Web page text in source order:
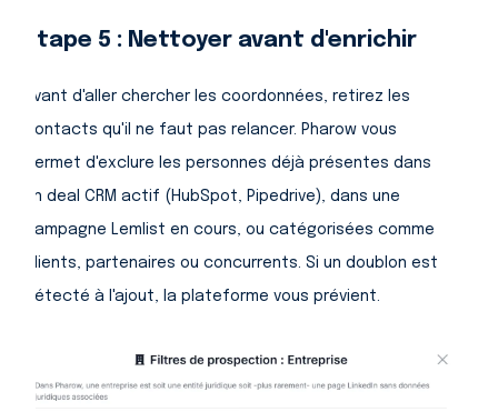
Étape 5 : Nettoyer avant d'enrichir
Avant d'aller chercher les coordonnées, retirez les
contacts qu'il ne faut pas relancer. Pharow vous
permet d'exclure les personnes déjà présentes dans
un deal CRM actif (HubSpot, Pipedrive), dans une
campagne Lemlist en cours, ou catégorisées comme
clients, partenaires ou concurrents. Si un doublon est
détecté à l'ajout, la plateforme vous prévient.